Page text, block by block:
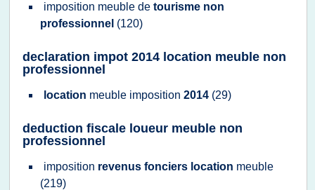
imposition meuble de tourisme non
professionnel (120)
declaration impot 2014 location meuble non
professionnel
location meuble imposition 2014 (29)
deduction fiscale loueur meuble non
professionnel
imposition revenus fonciers location meuble
(219)